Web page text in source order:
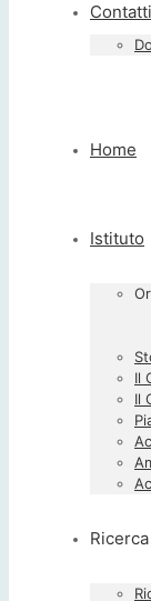
Contatti
Home
Istituto
Il
Il
Ricerca